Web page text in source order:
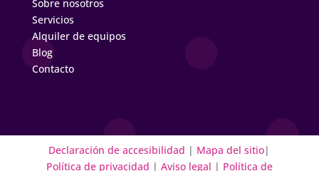
Sobre nosotros
Servicios
Alquiler de equipos
Blog
Contacto
Declaración de accesibilidad | Mapa del sitio|
Política de privacidad | Aviso legal | Política de